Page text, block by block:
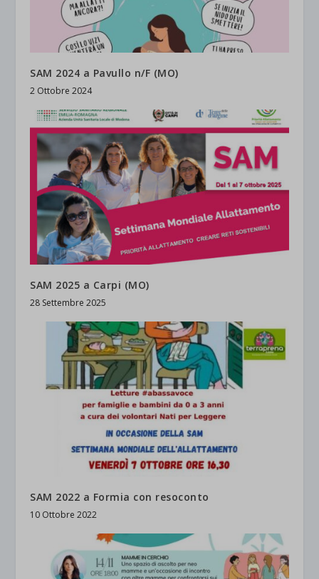
SAM 2024 a Pavullo n/F (MO)
2 Ottobre 2024
SAM 2025 a Carpi (MO)
28 Settembre 2025
SAM 2022 a Formia con resoconto
10 Ottobre 2022